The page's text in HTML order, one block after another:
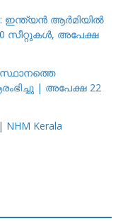
ഇന്ത്യൻ ആർമിയിൽ
സീറ്റുകൾ, അപേക്ഷ
| അപേക്ഷ 22
Kerala